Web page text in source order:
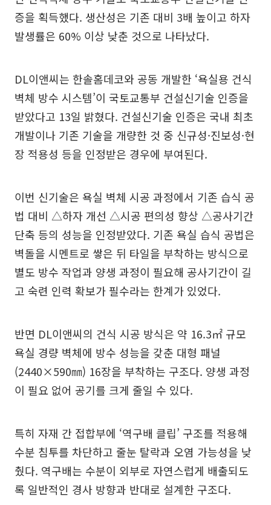
증을 획득했다. 생산성은 기존 대비 3배 높이고 하자
발생률은 60% 이상 낮춘 것으로 나타났다.
DL이앤씨는 한솔홈데코와 공동 개발한 ‘욕실용 건식
벽체 방수 시스템’이 국토교통부 건설신기술 인증을
받았다고 13일 밝혔다. 건설신기술 인증은 국내 최초
개발이나 기존 기술을 개량한 것 중 신규성·진보성·현
장 적용성 등을 인정받은 경우에 부여된다.
이번 신기술은 욕실 벽체 시공 과정에서 기존 습식 공
법 대비 △하자 개선 △시공 편의성 향상 △공사기간
단축 등의 성능을 인정받았다. 기존 욕실 습식 공법은
벽돌을 시멘트로 쌓은 뒤 타일을 부착하는 방식으로
별도 방수 작업과 양생 과정이 필요해 공사기간이 길
고 숙련 인력 확보가 필수라는 한계가 있었다.
반면 DL이앤씨의 건식 시공 방식은 약 16.3㎡ 규모
욕실 경량 벽체에 방수 성능을 갖춘 대형 패널
(2440×590㎜) 16장을 부착하는 구조다. 양생 과정
이 필요 없어 공기를 크게 줄일 수 있다.
특히 자재 간 접합부에 ‘역구배 클립’ 구조를 적용해
수분 침투를 차단하고 줄눈 탈락과 오염 가능성을 낮
췄다. 역구배는 수분이 외부로 자연스럽게 배출되도
록 일반적인 경사 방향과 반대로 설계한 구조다.